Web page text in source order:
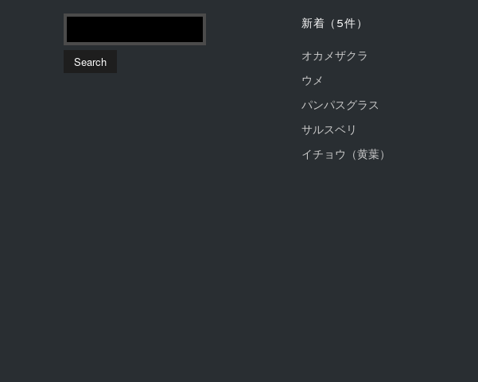
新着（5件）
オカメザクラ
ウメ
パンパスグラス
サルスベリ
イチョウ（黄葉）